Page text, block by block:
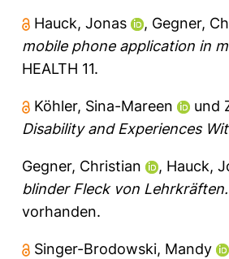
Hauck, Jonas , Gegner,
mobile phone application in
HEALTH 11.
Köhler, Sina-Mareen und
Disability and Experiences
Gegner, Christian , Hauck,
blinder Fleck von Lehrkräften.
vorhanden.
Singer-Brodowski, Mandy